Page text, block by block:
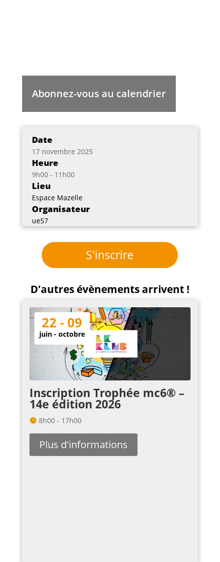
Abonnez-vous au calendrier
Date
17 novembre 2025
Heure
9h00 - 11h00
Lieu
Espace Mazelle
Organisateur
ue57
S'inscrire
D’autres évènements arrivent !
22 - 09
juin - octobre
Inscription Trophée mc6® –
14e édition 2026
8h00 - 17h00
Plus d'informations